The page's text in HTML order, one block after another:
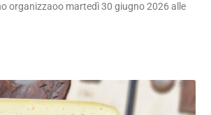
organizzaoo martedì 30 giugno 2026 alle